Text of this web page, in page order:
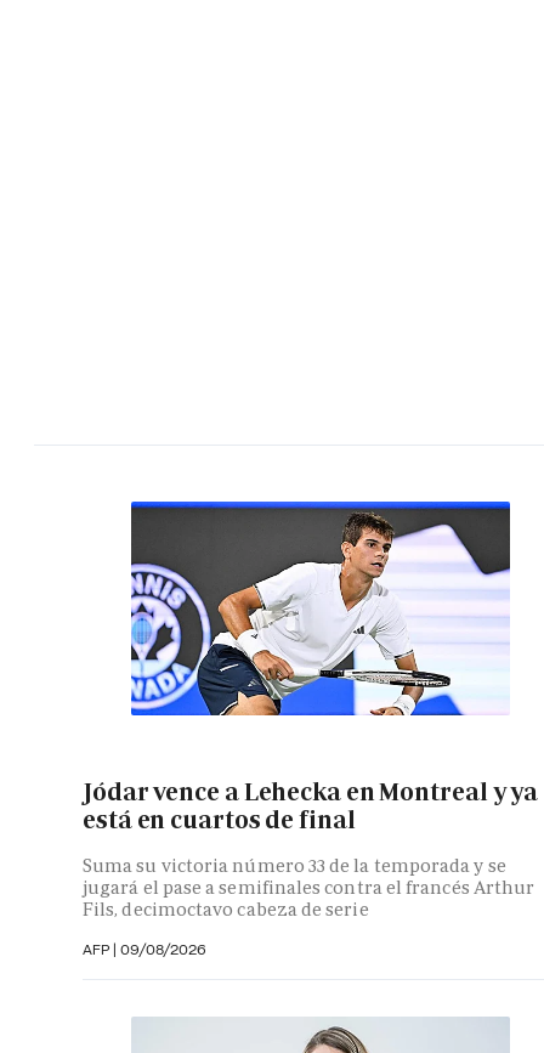
Jódar vence a Lehecka en Montreal y ya
está en cuartos de final
Suma su victoria número 33 de la temporada y se
jugará el pase a semifinales contra el francés Arthur
Fils, decimoctavo cabeza de serie
AFP | 09/08/2026